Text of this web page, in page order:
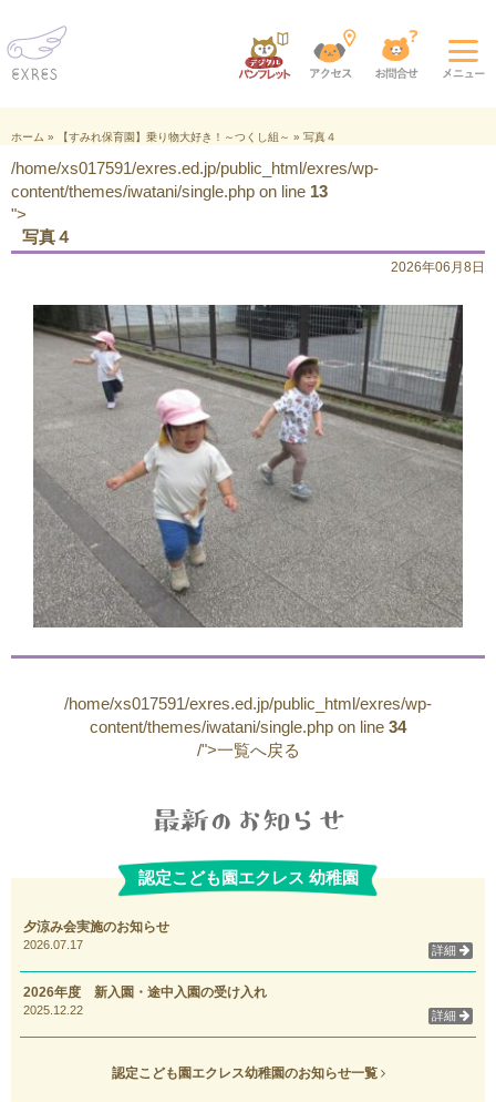
ホーム » 【すみれ保育園】乗り物大好き！～つくし組～ » 写真４
/home/xs017591/exres.ed.jp/public_html/exres/wp-
content/themes/iwatani/single.php on line 13
">
写真４
2026年06月8日
/home/xs017591/exres.ed.jp/public_html/exres/wp-
content/themes/iwatani/single.php on line 34
/">一覧へ戻る
認定こども園エクレス 幼稚園
夕涼み会実施のお知らせ
2026.07.17 詳細
2026年度 新入園・途中入園の受け入れ
2025.12.22 詳細
認定こども園エクレス幼稚園のお知らせ一覧